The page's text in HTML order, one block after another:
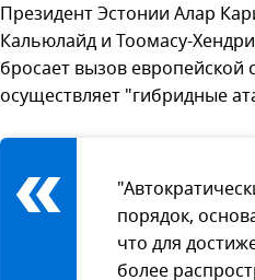
Президент Эстонии Алар
Кальюлайд и Тоомасу-
бросает вызов европейской
осуществляет "гибридные
порядок,
что для
более